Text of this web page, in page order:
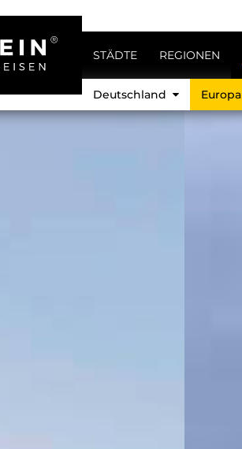
STÄDTE REGIONEN
Deutschland Europa